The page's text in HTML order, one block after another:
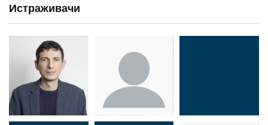
Истраживачи